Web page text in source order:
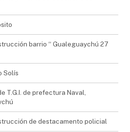
barrio “ Gualeguaychú 27
Solís
T.G.I. de prefectura Naval,
de destacamento policial